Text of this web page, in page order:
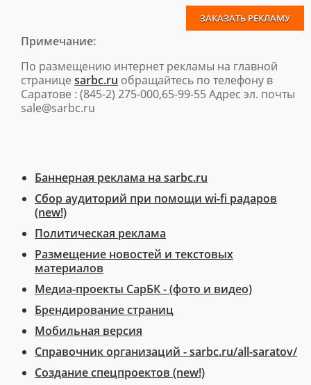
ЗАКАЗАТЬ РЕКЛАМУ
Примечание:
По размещению интернет рекламы на главной
странице sarbc.ru обращайтесь по телефону в
Cаратове : (845-2) 275-000,65-99-55 Адрес эл. почты
sale@sarbc.ru
Баннерная реклама на sarbc.ru
Сбор аудиторий при помощи wi-fi радаров
(new!)
Политическая реклама
Размещение новостей и текстовых
материалов
Медиа-проекты СарБК - (фото и видео)
Брендирование страниц
Мобильная версия
Справочник организаций - sarbc.ru/all-saratov/
Создание спецпроектов (new!)